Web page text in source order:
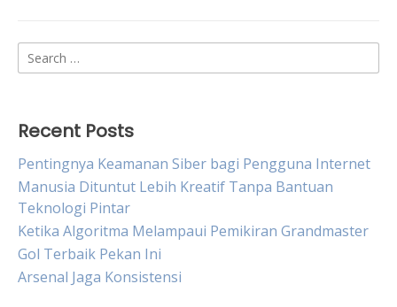
Search
for:
Recent Posts
Pentingnya Keamanan Siber bagi Pengguna Internet
Manusia Dituntut Lebih Kreatif Tanpa Bantuan
Teknologi Pintar
Ketika Algoritma Melampaui Pemikiran Grandmaster
Gol Terbaik Pekan Ini
Arsenal Jaga Konsistensi